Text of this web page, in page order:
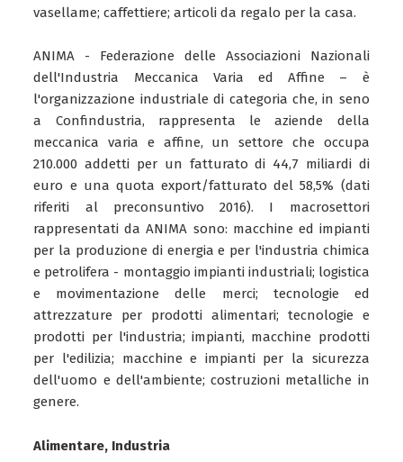
vasellame; caffettiere; articoli da regalo per la casa.
ANIMA - Federazione delle Associazioni Nazionali
dell'Industria Meccanica Varia ed Affine – è
l'organizzazione industriale di categoria che, in seno
a Confindustria, rappresenta le aziende della
meccanica varia e affine, un settore che occupa
210.000 addetti per un fatturato di 44,7 miliardi di
euro e una quota export/fatturato del 58,5% (dati
riferiti al preconsuntivo 2016). I macrosettori
rappresentati da ANIMA sono: macchine ed impianti
per la produzione di energia e per l'industria chimica
e petrolifera - montaggio impianti industriali; logistica
e movimentazione delle merci; tecnologie ed
attrezzature per prodotti alimentari; tecnologie e
prodotti per l'industria; impianti, macchine prodotti
per l'edilizia; macchine e impianti per la sicurezza
dell'uomo e dell'ambiente; costruzioni metalliche in
genere.
Alimentare, Industria